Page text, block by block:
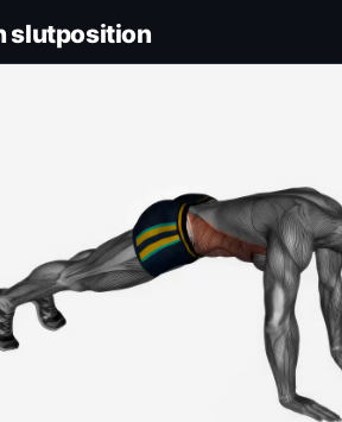
slutposition